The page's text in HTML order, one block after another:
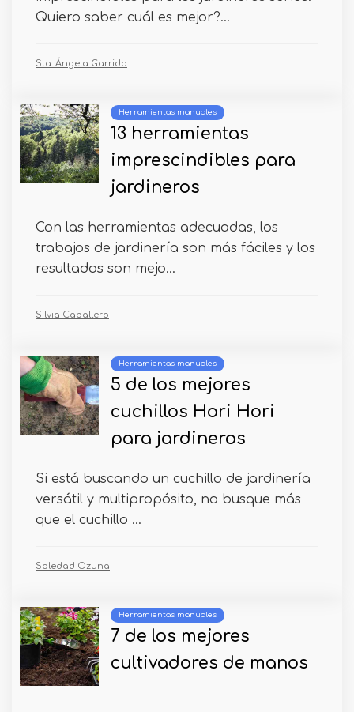
Quiero saber cuál es mejor?...
Sta. Ángela Garrido
Herramientas manuales
13 herramientas
imprescindibles para
jardineros
Con las herramientas adecuadas, los
trabajos de jardinería son más fáciles y los
resultados son mejo...
Silvia Caballero
Herramientas manuales
5 de los mejores
cuchillos Hori Hori
para jardineros
Si está buscando un cuchillo de jardinería
versátil y multipropósito, no busque más
que el cuchillo ...
Soledad Ozuna
Herramientas manuales
7 de los mejores
cultivadores de manos